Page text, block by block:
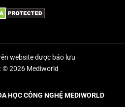
website được bảo lưu
© 2026 Mediworld
HỌC CÔNG NGHỆ MEDIWORLD